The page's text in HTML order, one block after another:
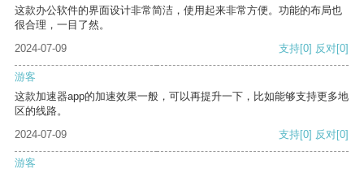
这款办公软件的界面设计非常简洁，使用起来非常方便。功能的布局也
很合理，一目了然。
2024-07-09
支持[0] 反对[0]
游客
这款加速器app的加速效果一般，可以再提升一下，比如能够支持更多地
区的线路。
2024-07-09
支持[0] 反对[0]
游客